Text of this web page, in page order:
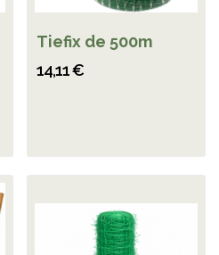
Tiefix de 500m
14,11 €